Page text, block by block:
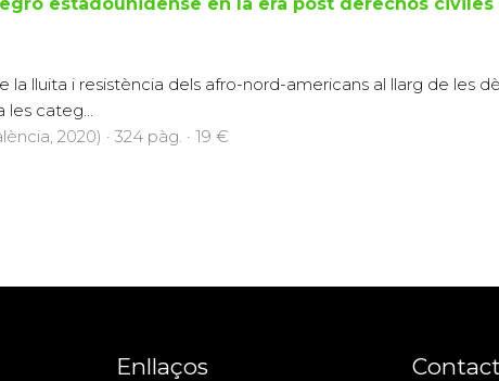
estadounidense en la era post derechos civiles
la lluita i resistència dels afro-nord-americans al llarg de les
les categ...
2020) · 324 pàg. · 19 €
Enllaços